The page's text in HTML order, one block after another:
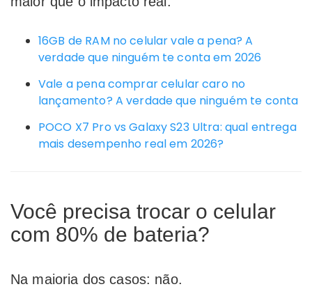
16GB de RAM no celular vale a pena? A
verdade que ninguém te conta em 2026
Vale a pena comprar celular caro no
lançamento? A verdade que ninguém te conta
POCO X7 Pro vs Galaxy S23 Ultra: qual entrega
mais desempenho real em 2026?
Você precisa trocar o celular
com 80% de bateria?
Na maioria dos casos: não.